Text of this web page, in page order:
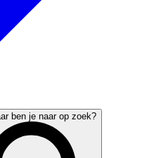
ben je naar op zoek?